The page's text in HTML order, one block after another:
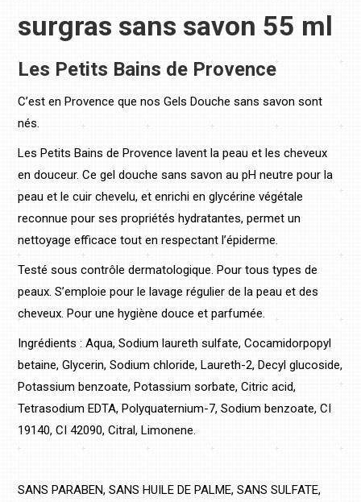
surgras sans savon 55 ml
Les Petits Bains de Provence
C’est en Provence que nos Gels Douche sans savon sont
nés.
Les Petits Bains de Provence lavent la peau et les cheveux
en douceur. Ce gel douche sans savon au pH neutre pour la
peau et le cuir chevelu, et enrichi en glycérine végétale
reconnue pour ses propriétés hydratantes, permet un
nettoyage efficace tout en respectant l’épiderme.
Testé sous contrôle dermatologique. Pour tous types de
peaux. S’emploie pour le lavage régulier de la peau et des
cheveux. Pour une hygiène douce et parfumée.
Ingrédients : Aqua, Sodium laureth sulfate, Cocamidorpopyl
betaine, Glycerin, Sodium chloride, Laureth-2, Decyl glucoside,
Potassium benzoate, Potassium sorbate, Citric acid,
Tetrasodium EDTA, Polyquaternium-7, Sodium benzoate, CI
19140, CI 42090, Citral, Limonene.
SANS PARABEN, SANS HUILE DE PALME, SANS SULFATE,